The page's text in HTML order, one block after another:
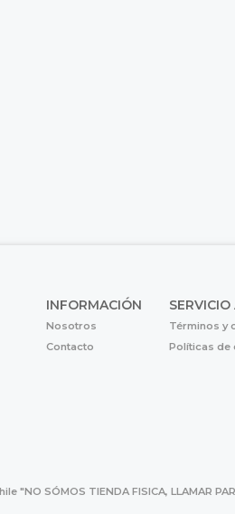
INFORMACIÓN
Nosotros
Contacto
Términos y
Políticas de
SÓMOS TIENDA FISICA, LLAMAR